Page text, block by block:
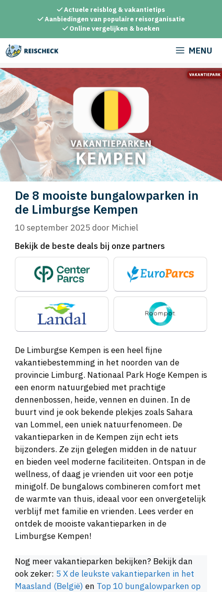
inhoud
Actuele reisblog & vakantietips
Aanbiedingen van populaire reisorganisatie
Online vergelijken & boeken
MENU
De 8 mooiste bungalowparken in
de Limburgse Kempen
10 september 2025 door Michiel
Bekijk de beste deals bij onze partners
De Limburgse Kempen is een heel fijne
vakantiebestemming in het noorden van de
provincie Limburg. Nationaal Park Hoge Kempen is
een enorm natuurgebied met prachtige
dennenbossen, heide, vennen en duinen. In de
buurt vind je ook bekende plekjes zoals Sahara
van Lommel, een uniek natuurfenomeen. De
vakantieparken in de Kempen zijn echt iets
bijzonders. Ze zijn gelegen midden in de natuur
en bieden veel moderne faciliteiten. Ontspan in de
wellness, of daag je vrienden uit voor een potje
minigolf. De bungalows combineren comfort met
de warmte van thuis, ideaal voor een onvergetelijk
verblijf met familie en vrienden. Lees verder en
ontdek de mooiste vakantieparken in de
Limburgse Kempen!
Nog meer vakantieparken bekijken? Bekijk dan
ook zeker: 5 X de leukste vakantieparken in het
Maasland (België) en Top 10 bungalowparken op